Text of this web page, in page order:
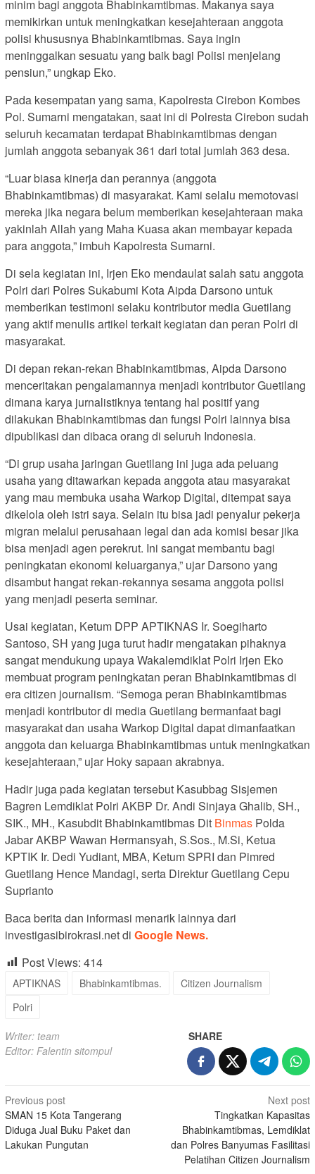
minim bagi anggota Bhabinkamtibmas. Makanya saya
memikirkan untuk meningkatkan kesejahteraan anggota
polisi khususnya Bhabinkamtibmas. Saya ingin
meninggalkan sesuatu yang baik bagi Polisi menjelang
pensiun,” ungkap Eko.
Pada kesempatan yang sama, Kapolresta Cirebon Kombes
Pol. Sumarni mengatakan, saat ini di Polresta Cirebon sudah
seluruh kecamatan terdapat Bhabinkamtibmas dengan
jumlah anggota sebanyak 361 dari total jumlah 363 desa.
“Luar biasa kinerja dan perannya (anggota
Bhabinkamtibmas) di masyarakat. Kami selalu memotovasi
mereka jika negara belum memberikan kesejahteraan maka
yakinlah Allah yang Maha Kuasa akan membayar kepada
para anggota,” imbuh Kapolresta Sumarni.
Di sela kegiatan ini, Irjen Eko mendaulat salah satu anggota
Polri dari Polres Sukabumi Kota Aipda Darsono untuk
memberikan testimoni selaku kontributor media Guetilang
yang aktif menulis artikel terkait kegiatan dan peran Polri di
masyarakat.
Di depan rekan-rekan Bhabinkamtibmas, Aipda Darsono
menceritakan pengalamannya menjadi kontributor Guetilang
dimana karya jurnalistiknya tentang hal positif yang
dilakukan Bhabinkamtibmas dan fungsi Polri lainnya bisa
dipublikasi dan dibaca orang di seluruh Indonesia.
“Di grup usaha jaringan Guetilang ini juga ada peluang
usaha yang ditawarkan kepada anggota atau masyarakat
yang mau membuka usaha Warkop Digital, ditempat saya
dikelola oleh istri saya. Selain itu bisa jadi penyalur pekerja
migran melalui perusahaan legal dan ada komisi besar jika
bisa menjadi agen perekrut. Ini sangat membantu bagi
peningkatan ekonomi keluarganya,” ujar Darsono yang
disambut hangat rekan-rekannya sesama anggota polisi
yang menjadi peserta seminar.
Usai kegiatan, Ketum DPP APTIKNAS Ir. Soegiharto
Santoso, SH yang juga turut hadir mengatakan pihaknya
sangat mendukung upaya Wakalemdiklat Polri Irjen Eko
membuat program peningkatan peran Bhabinkamtibmas di
era citizen journalism. “Semoga peran Bhabinkamtibmas
menjadi kontributor di media Guetilang bermanfaat bagi
masyarakat dan usaha Warkop Digital dapat dimanfaatkan
anggota dan keluarga Bhabinkamtibmas untuk meningkatkan
kesejahteraan,” ujar Hoky sapaan akrabnya.
Hadir juga pada kegiatan tersebut Kasubbag Sisjemen
Bagren Lemdiklat Polri AKBP Dr. Andi Sinjaya Ghalib, SH.,
SIK., MH., Kasubdit Bhabinkamtibmas Dit Binmas Polda
Jabar AKBP Wawan Hermansyah, S.Sos., M.Si, Ketua
KPTIK Ir. Dedi Yudiant, MBA, Ketum SPRI dan Pimred
Guetilang Hence Mandagi, serta Direktur Guetilang Cepu
Suprianto
Baca berita dan informasi menarik lainnya dari
investigasibirokrasi.net di Google News.
Post Views: 414
APTIKNAS Bhabinkamtibmas.
Citizen Journalism
Polri
Writer: team
Editor: Falentin sitompul
SHARE
Post
navigation
Previous post
SMAN 15 Kota Tangerang
Diduga Jual Buku Paket dan
Lakukan Pungutan
Next post
Tingkatkan Kapasitas
Bhabinkamtibmas, Lemdiklat
dan Polres Banyumas Fasilitasi
Pelatihan Citizen Journalism